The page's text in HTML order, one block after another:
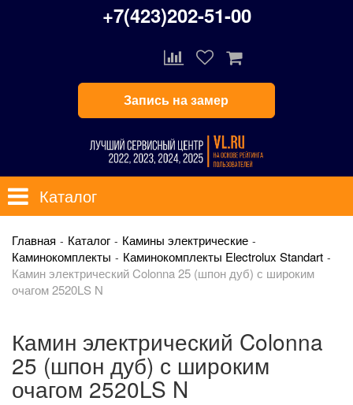
+7(423)202-51-00
Запись на замер
Каталог
Главная Каталог
Камины электрические
Каминокомплекты
Каминокомплекты Electrolux Standart
Камин электрический Colonna 25 (шпон дуб) с широким
очагом 2520LS N
Камин электрический Colonna
25 (шпон дуб) с широким
очагом 2520LS N